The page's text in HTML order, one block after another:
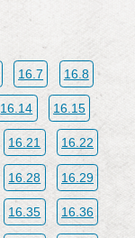
16.7 16.8
16.14 16.15
16.21 16.22
16.28 16.29
16.35 16.36